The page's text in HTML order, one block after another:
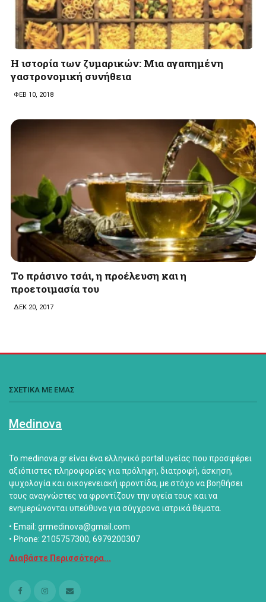
Η ιστορία των ζυμαρικών: Mια αγαπημένη
γαστρονομική συνήθεια
ΦΕΒ 10, 2018
Το πράσινο τσάι, η προέλευση και η
προετοιμασία του
ΔΕΚ 20, 2017
ΣΧΕΤΙΚΑ ΜΕ ΕΜΑΣ
Medinova
Το medinova.gr είναι ένα ελληνικό portal υγείας που προσφέρει
αξιόπιστες πληροφορίες για πρόληψη, διατροφή, άσκηση,
ψυχολογία και οικογενειακή φροντίδα, με στόχο να βοηθήσει
τους αναγνώστες να φροντίζουν την υγεία τους και να
ενημερώνονται υπεύθυνα για σύγχρονα ιατρικά θέματα.
• Email: grmedinova@gmail.com
• Phone: 2105757300, 6979200307
Διαβάστε Περισσότερα...